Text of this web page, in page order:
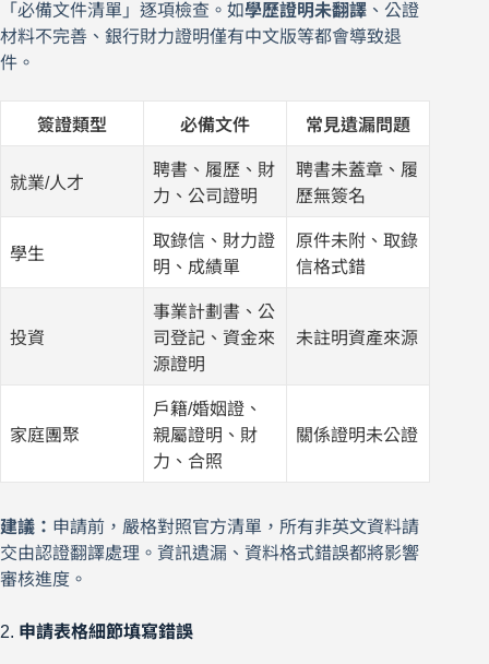
「必備文件清單」逐項檢查。如學歷證明未翻譯 、公證
材料不完善、銀行財力證明僅有中文版等都會導致退
件。
簽證類型 必備文件 常見遺漏問題
就業/人才
聘書、履歷、財
力、公司證明
聘書未蓋章、履
歷無簽名
學生
取錄信、財力證
明、成績單
原件未附、取錄
信格式錯
投資
事業計劃書、公
司登記、資金來
源證明
未註明資產來源
家庭團聚
戶籍/婚姻證、
親屬證明、財
力、合照
關係證明未公證
建議： 申請前，嚴格對照官方清單，所有非英文資料請
交由認證翻譯處理。資訊遺漏、資料格式錯誤都將影響
審核進度。
2. 申請表格細節填寫錯誤